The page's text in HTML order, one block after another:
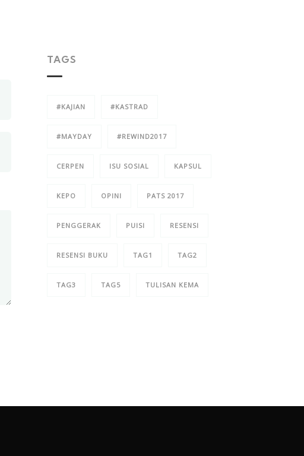
TAGS
#KAJIAN #KASTRAD
#MAYDAY #REWIND2017
CERPEN ISU SOSIAL KAPSUL
KEPO OPINI PATS 2017
PENGGERAK PUISI RESENSI
RESENSI BUKU TAG1 TAG2
TAG3 TAG5 TULISAN KEMA